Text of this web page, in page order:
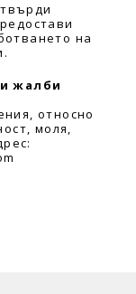
на
жалби
относно
моля,